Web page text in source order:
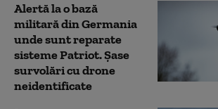
Alertă la o bază
militară din Germania
unde sunt reparate
sisteme Patriot. Șase
survolări cu drone
neidentificate